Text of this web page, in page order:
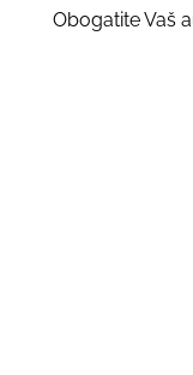
Obogatite Vaš